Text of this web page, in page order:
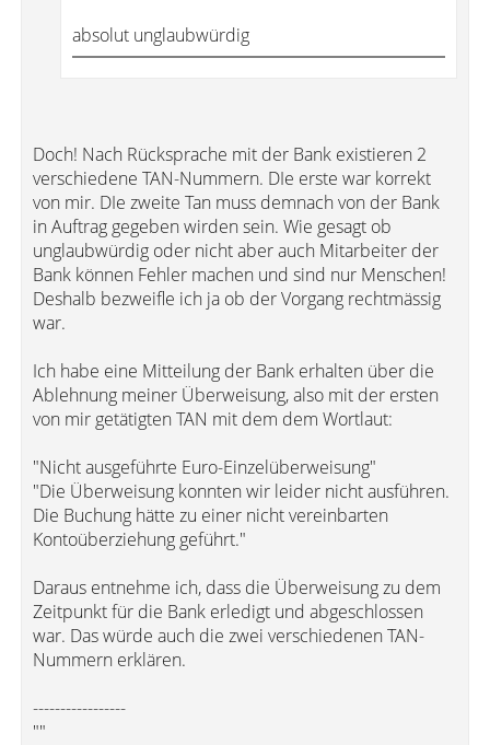
absolut unglaubwürdig
Doch! Nach Rücksprache mit der Bank existieren 2
verschiedene TAN-Nummern. DIe erste war korrekt
von mir. DIe zweite Tan muss demnach von der Bank
in Auftrag gegeben wirden sein. Wie gesagt ob
unglaubwürdig oder nicht aber auch Mitarbeiter der
Bank können Fehler machen und sind nur Menschen!
Deshalb bezweifle ich ja ob der Vorgang rechtmässig
war.
Ich habe eine Mitteilung der Bank erhalten über die
Ablehnung meiner Überweisung, also mit der ersten
von mir getätigten TAN mit dem dem Wortlaut:
"Nicht ausgeführte Euro-Einzelüberweisung"
"Die Überweisung konnten wir leider nicht ausführen.
Die Buchung hätte zu einer nicht vereinbarten
Kontoüberziehung geführt."
Daraus entnehme ich, dass die Überweisung zu dem
Zeitpunkt für die Bank erledigt und abgeschlossen
war. Das würde auch die zwei verschiedenen TAN-
Nummern erklären.
-----------------
""